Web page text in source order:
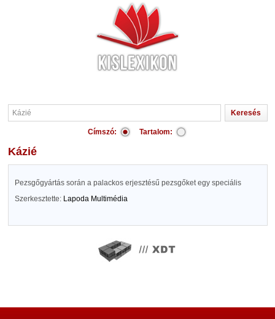
Címszó: Tartalom:
Kázié
Pezsgőgyártás során a palackos erjesztésű pezsgőket egy speciális
Szerkesztette: Lapoda Multimédia